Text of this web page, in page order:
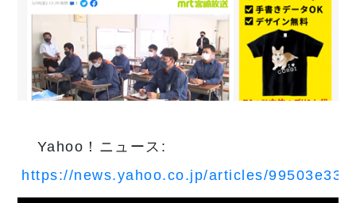
Yahoo！ニュース:
https://news.yahoo.co.jp/articles/